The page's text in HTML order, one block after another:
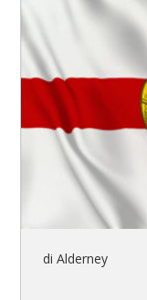
di Alderney